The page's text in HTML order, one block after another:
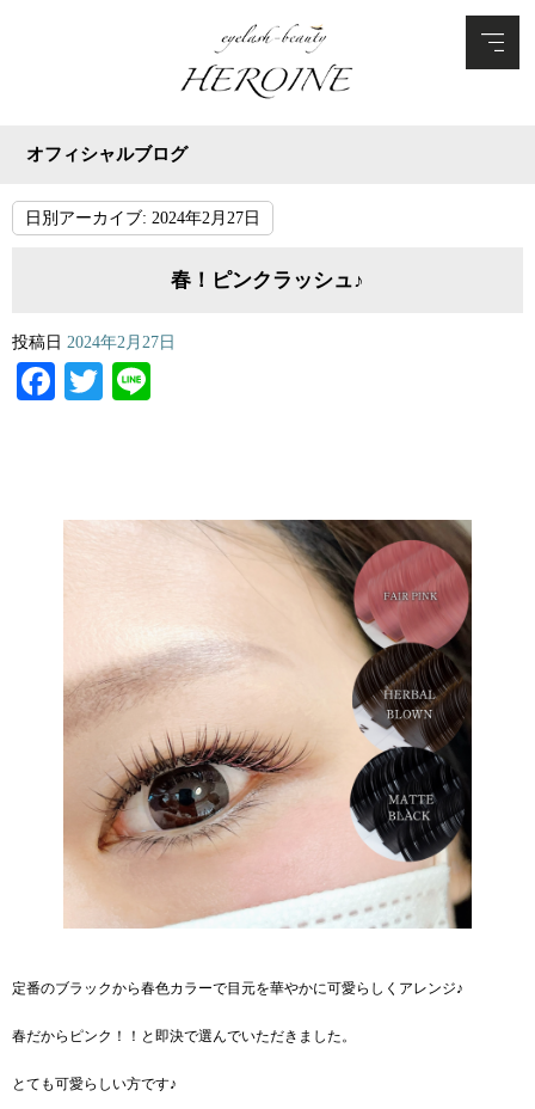
オフィシャルブログ
日別アーカイブ: 2024年2月27日
春！ピンクラッシュ♪
投稿日 2024年2月27日
Facebook
Twitter
定番のブラックから春色カラーで目元を華やかに可愛らしくアレンジ♪
春だからピンク！！と即決で選んでいただきました。
とても可愛らしい方です♪